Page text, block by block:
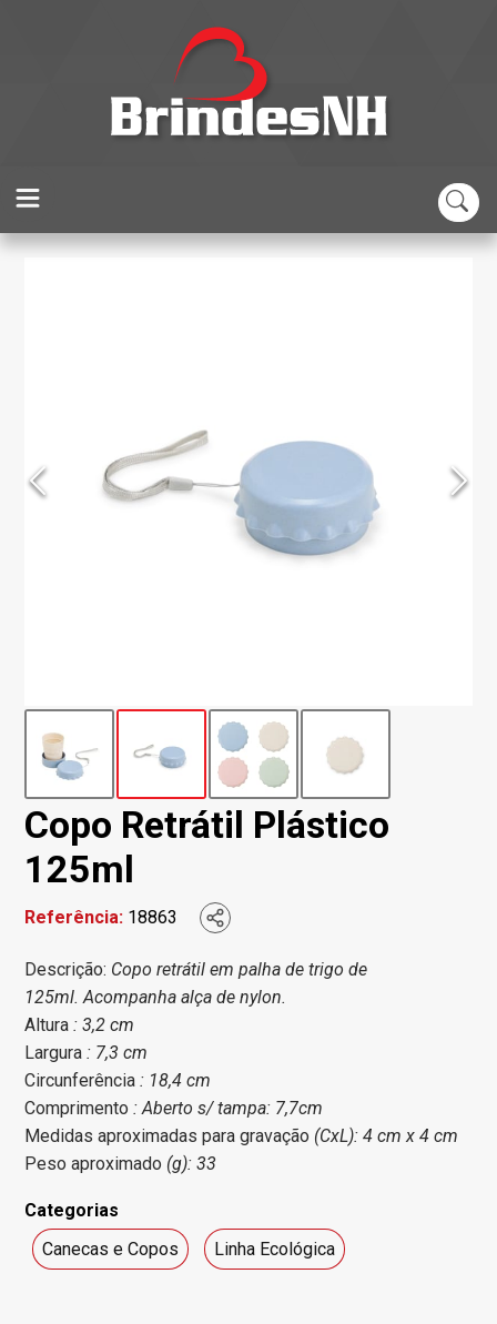
Copo Retrátil Plástico
125ml
Referência: 18863
Descrição: Copo retrátil em palha de trigo de
125ml. Acompanha alça de nylon.
Altura : 3,2 cm
Largura : 7,3 cm
Circunferência : 18,4 cm
Comprimento : Aberto s/ tampa: 7,7cm
Medidas aproximadas para gravação (CxL): 4 cm x 4 cm
Peso aproximado (g): 33
Categorias
Canecas e Copos
Linha Ecológica